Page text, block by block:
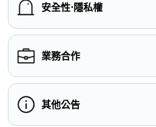
安全性⋅隱私權
業務合作
其他公告